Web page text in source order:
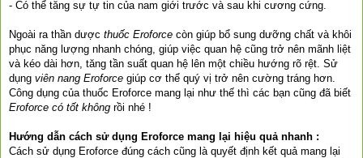
- Có thể tăng sự tự tin của nam giới trước và sau khi cương cứng.
Ngoài ra thần dược thuốc Eroforce còn giúp bổ sung dưỡng chất và khôi
phục năng lượng nhanh chóng, giúp việc quan hệ cũng trở nên mãnh liệt
và kéo dài hơn, tăng tần suất quan hệ lên một chiều hướng rõ rệt. Sử
dụng viên nang Eroforce giúp cơ thể quý vị trở nên cường tráng hơn.
Công dụng của thuốc Eroforce mang lại như thế thì các bạn cũng đã biết
Eroforce có tốt không rồi nhé !
Hướng dẫn cách sử dụng Eroforce mang lại hiệu quả nhanh :
Cách sử dụng Eroforce đúng cách cũng là quyết định kết quả mang lại